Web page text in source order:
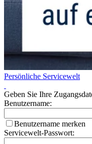
Persönliche Servicewelt
Geben Sie Ihre
Benutzername:
Benutzername merken
Servicewelt-Passwort: